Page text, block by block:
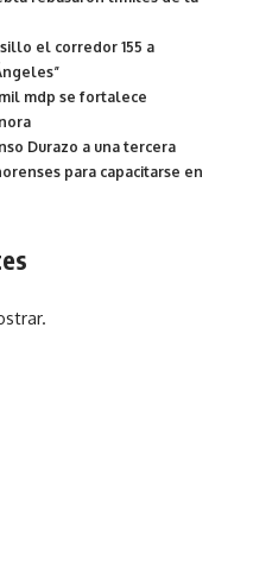
el corredor 155 a
mdp se fortalece
Durazo a una tercera
para capacitarse en